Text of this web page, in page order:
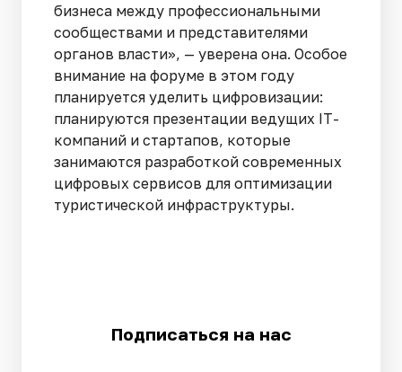
бизнеса между профессиональными
сообществами и представителями
органов власти», — уверена она. Особое
внимание на форуме в этом году
планируется уделить цифровизации:
планируются презентации ведущих IT-
компаний и стартапов, которые
занимаются разработкой современных
цифровых сервисов для оптимизации
туристической инфраструктуры.
Подписаться на нас